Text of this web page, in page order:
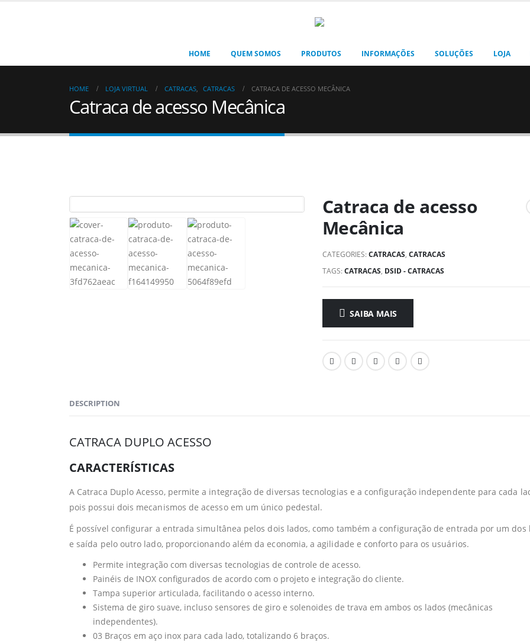
HOME QUEM SOMOS PRODUTOS INFORMAÇÕES SOLUÇÕES LOJA
HOME LOJA VIRTUAL CATRACAS, CATRACAS CATRACA DE ACESSO MECÂNICA
Catraca de acesso Mecânica
Catraca de acesso
Mecânica
CATEGORIES:CATRACAS, CATRACAS
TAGS:CATRACAS, DSID - CATRACAS
SAIBA MAIS
DESCRIPTION
CATRACA DUPLO ACESSO
CARACTERÍSTICAS
A Catraca Duplo Acesso, permite a integração de diversas tecnologias e a configuração independente para cada
pois possui dois mecanismos de acesso em um único pedestal.
É possível configurar a entrada simultânea pelos dois lados, como também a configuração de entrada por um dos
e saída pelo outro lado, proporcionando além da economia, a agilidade e conforto para os usuários.
Permite integração com diversas tecnologias de controle de acesso.
Painéis de INOX configurados de acordo com o projeto e integração do cliente.
Tampa superior articulada, facilitando o acesso interno.
Sistema de giro suave, incluso sensores de giro e solenoides de trava em ambos os lados (mecânicas
independentes).
03 Braços em aço inox para cada lado, totalizando 6 braços.